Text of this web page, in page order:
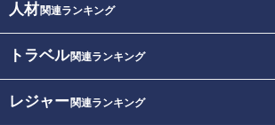
人材関連ランキング
トラベル関連ランキング
レジャー関連ランキング